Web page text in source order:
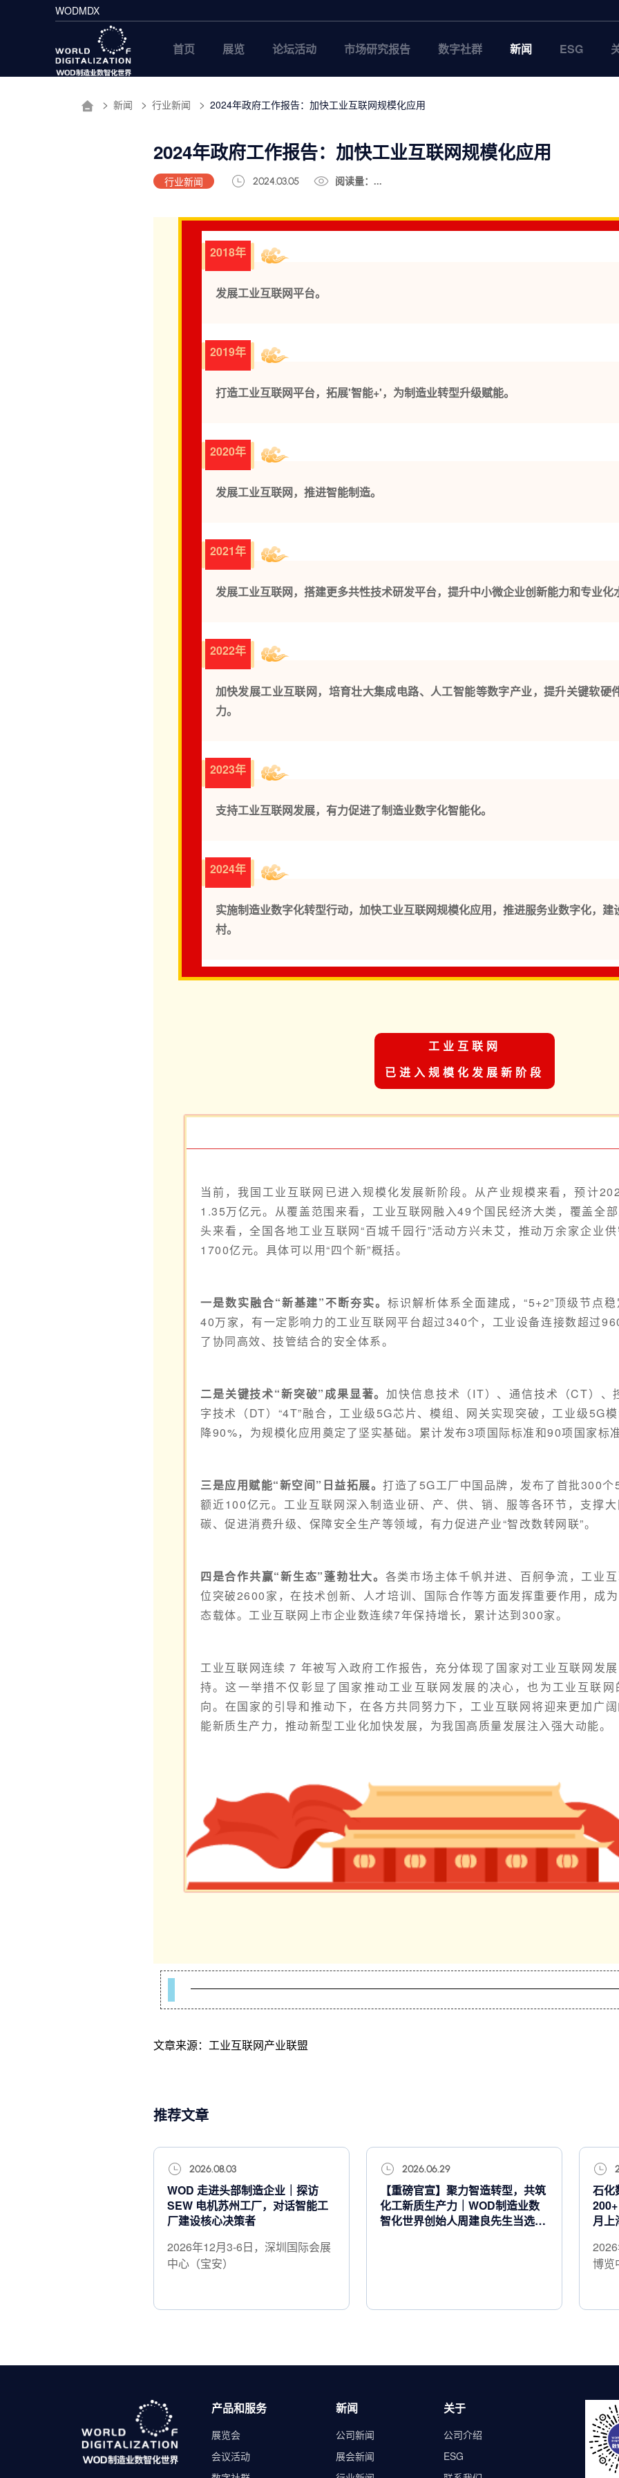
WODMDX
首页 展览 论坛活动 市场研究报告 数字社群 新闻 ESG
新闻 行业新闻 2024年政府工作报告：加快工业互联网规模化应用
2024年政府工作报告：加快工业互联网规模化应用
行业新闻 2024.03.05 阅读量：...
2018年
发展工业互联网平台。
2019年
打造工业互联网平台，拓展'智能+'，为制造业转型升级赋能。
2020年
发展工业互联网，推进智能制造。
2021年
发展工业互联网，搭建更多共性技术研发平台，提升中小微企业创新能力和专业化
2022年
加快发展工业互联网，培育壮大集成电路、人工智能等数字产业，提升关键软硬
力。
2023年
支持工业互联网发展，有力促进了制造业数字化智能化。
2024年
实施制造业数字化转型行动，加快工业互联网规模化应用，推进服务业数字化，建
村。
工业互联网
已进入规模化发展新阶段
当前，我国工业互联网已进入规模化发展新阶段。从产业规模来看，预计
1.35万亿元。从覆盖范围来看，工业互联网融入49个国民经济大类，覆盖全
头来看，全国各地工业互联网“百城千园行”活动方兴未艾，推动万余家企业
1700亿元。具体可以用“四个新”概括。
一是数实融合“新基建”不断夯实。标识解析体系全面建成，“5+2”顶级节点
40万家，有一定影响力的工业互联网平台超过340个，工业设备连接数超过
了协同高效、技管结合的安全体系。
二是关键技术“新突破”成果显著。加快信息技术（IT）、通信技术（CT）、
字技术（DT）“4T”融合，工业级5G芯片、模组、网关实现突破，工业级5G
降90%，为规模化应用奠定了坚实基础。累计发布3项国际标准和90项国家标
三是应用赋能“新空间”日益拓展。打造了5G工厂中国品牌，发布了首批300
额近100亿元。工业互联网深入制造业研、产、供、销、服等各环节，支撑
碳、促进消费升级、保障安全生产等领域，有力促进产业“智改数转网联”。
四是合作共赢“新生态”蓬勃壮大。 各类市场主体千帆并进、百舸争流，工业
位突破2600家，在技术创新、人才培训、国际合作等方面发挥重要作用，成
态载体。工业互联网上市企业数连续7年保持增长，累计达到300家。
工业互联网连续 7 年被写入政府工作报告，充分体现了国家对工业互联网发
持。这一举措不仅彰显了国家推动工业互联网发展的决心，也为工业互联
向。在国家的引导和推动下，在各方共同努力下，工业互联网将迎来更加广
能新质生产力，推动新型工业化加快发展，为我国高质量发展注入强大动能。
文章来源：工业互联网产业联盟
推荐文章
2026.08.03
WOD 走进头部制造企业｜探访
SEW 电机苏州工厂，对话智能工
厂建设核心决策者
2026年12月3-6日，深圳国际会展
中心（宝安）
2026.06.29
【重磅官宣】聚力智造转型，共筑
化工新质生产力｜WOD制造业数
智化世界创始人周建良先生当选化
石化
月上
博览
产品和服务
展览会
会议活动
新闻
公司新闻
展会新闻
关于
公司介绍
ESG